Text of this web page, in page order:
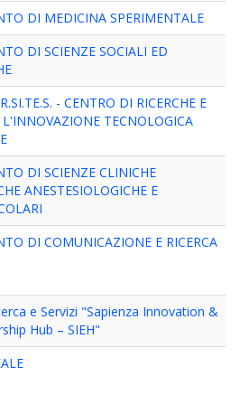
DI MEDICINA SPERIMENTALE
DI SCIENZE SOCIALI ED
- CENTRO DI RICERCHE E
L'INNOVAZIONE TECNOLOGICA
DI SCIENZE CLINICHE
ANESTESIOLOGICHE E
DI COMUNICAZIONE E RICERCA
e Servizi "Sapienza Innovation &
Hub – SIEH"